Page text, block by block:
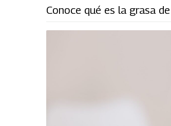
Conoce qué es la grasa